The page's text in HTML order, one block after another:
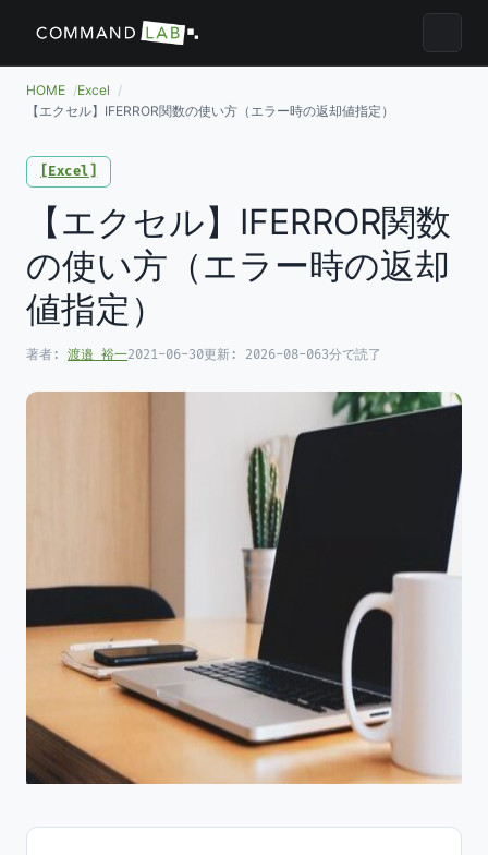
メニュ
HOME
Excel
【エクセル】IFERROR関数の使い方（エラー時の返却値指定）
Excel
【エクセル】IFERROR関数
の使い方（エラー時の返却
値指定）
著者: 渡邉 裕一2021-06-30更新: 2026-08-063分で読了